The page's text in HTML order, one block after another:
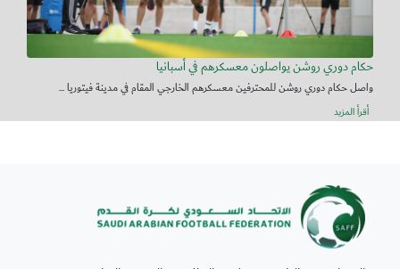
حكام دوري روشن يواصلون معسكرهم في أسبانيا
واصل حكام دوري روشن للمحترفين معسكرهم الخارجي المقام في مدينة فيتوريا ...
أقرأ المزيد